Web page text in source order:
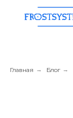
Главная → Блог →